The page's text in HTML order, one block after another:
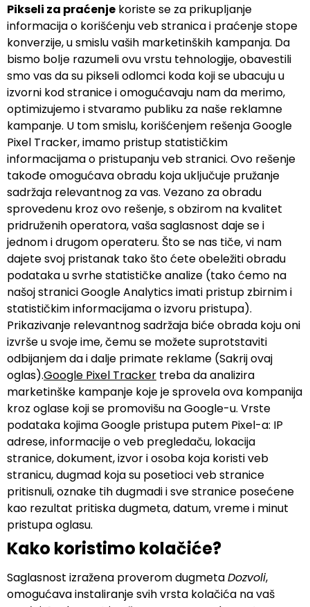
Pikseli za praćenje koriste se za prikuplјanje
informacija o korišćenju veb stranica i praćenje stope
konverzije, u smislu vaših marketinških kampanja. Da
bismo bolјe razumeli ovu vrstu tehnologije, obavestili
smo vas da su pikseli odlomci koda koji se ubacuju u
izvorni kod stranice i omogućavaju nam da merimo,
optimizujemo i stvaramo publiku za naše reklamne
kampanje. U tom smislu, korišćenjem rešenja Google
Pixel Tracker, imamo pristup statističkim
informacijama o pristupanju veb stranici. Ovo rešenje
takođe omogućava obradu koja uklјučuje pružanje
sadržaja relevantnog za vas. Vezano za obradu
sprovedenu kroz ovo rešenje, s obzirom na kvalitet
pridruženih operatora, vaša saglasnost daje se i
jednom i drugom operateru. Što se nas tiče, vi nam
dajete svoj pristanak tako što ćete obeležiti obradu
podataka u svrhe statističke analize (tako ćemo na
našoj stranici Google Analytics imati pristup zbirnim i
statističkim informacijama o izvoru pristupa).
Prikazivanje relevantnog sadržaja biće obrada koju oni
izvrše u svoje ime, čemu se možete suprotstaviti
odbijanjem da i dalje primate reklame (Sakrij ovaj
oglas).Google Pixel Tracker treba da analizira
marketinške kampanje koje je sprovela ova kompanija
kroz oglase koji se promovišu na Google-u. Vrste
podataka kojima Google pristupa putem Pixel-a: IP
adrese, informacije o veb pregledaču, lokacija
stranice, dokument, izvor i osoba koja koristi veb
stranicu, dugmad koja su posetioci veb stranice
pritisnuli, oznake tih dugmadi i sve stranice posećene
kao rezultat pritiska dugmeta, datum, vreme i minut
pristupa oglasu.
Kako koristimo kolačiće?
Saglasnost izražena proverom dugmetaDozvoli,
omogućava instaliranje svih vrsta kolačića na vaš